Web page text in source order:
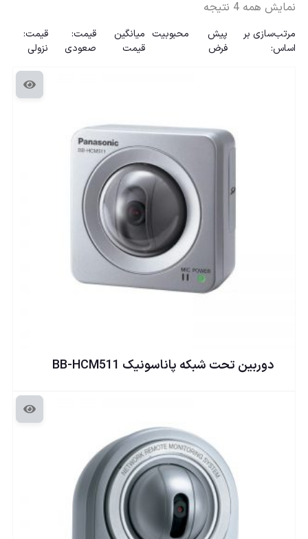
نمایش همه 4 نتیجه
مرتب‌سازی بر
اساس:
پیش
فرض
محبوبیت میانگین
قیمت
قیمت:
صعودی
قیمت:
نزولی
دوربين تحت شبكه پاناسونيک BB-HCM511